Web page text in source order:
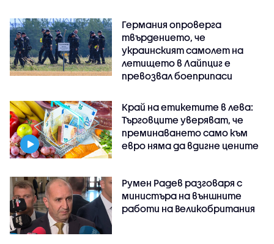
Германия опроверга
твърдението, че
украинският самолет на
летището в Лайпциг е
превозвал боеприпаси
Край на етикетите в лева:
Търговците уверяват, че
преминаването само към
евро няма да вдигне цените
Румен Радев разговаря с
министъра на външните
работи на Великобритания